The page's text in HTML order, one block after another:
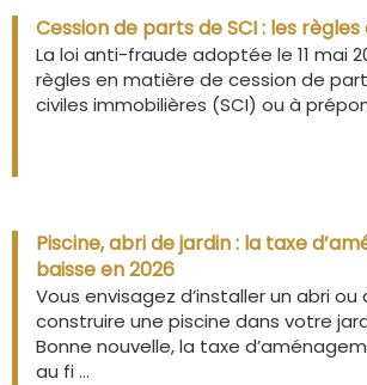
Cession de parts de SCI : les
La loi anti-fraude adoptée le 11 mai
règles en matière de cession de
civiles immobilières (SCI) ou à
Piscine, abri de jardin : la taxe
baisse en 2026
Vous envisagez d’installer un abri ou
construire une piscine dans votre
Bonne nouvelle, la taxe
au fi ...